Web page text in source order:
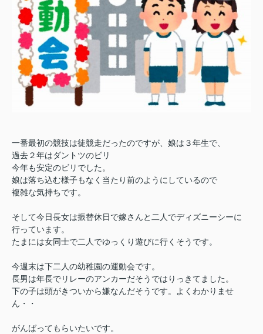
一番最初の競技は徒競走だったのですが、娘は３年生で、
過去２年はダントツのビリ
今年も安定のビリでした。
娘は落ち込む様子もなく当たり前のようにしているので
複雑な気持ちです。
そして今日長女は振替休日で嫁さんと二人でディズニーシーに
行っています。
たまには女同士で二人でゆっくり遊びに行くそうです。
今週末は下二人の幼稚園の運動会です。
長男は年長でリレーのアンカーだそうではりっきてました。
下の子は頭がきついから嫌なんだそうです。よくわかりませ
ん・・
がんばってもらいたいです。